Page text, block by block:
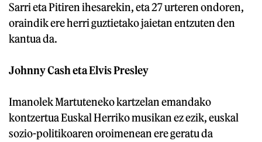
Sarri eta Pitiren ihesarekin, eta 27 urteren ondoren,
oraindik ere herri guztietako jaietan entzuten den
kantua da.
Johnny Cash eta Elvis Presley
Imanolek Martuteneko kartzelan emandako
kontzertua Euskal Herriko musikan ez ezik, euskal
sozio-politikoaren oroimenean ere geratu da